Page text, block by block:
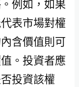
例如，如果
表市場對權
含價值則可
。投資者應
投資該權